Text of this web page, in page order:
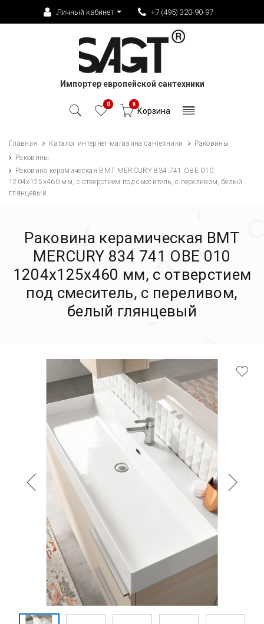
Личный кабинет +7 (495) 320-90-97
Импортер европейской сантехники
0 0
Корзина
Главная Каталог интернет-магазина сантехники
Раковины
Раковины
Раковина керамическая BMT MERCURY 834 741 OBE 010
1204х125х460 мм, с отверстием под смеситель, с переливом, белый
глянцевый
Раковина керамическая BMT
MERCURY 834 741 OBE 010
1204х125х460 мм, с отверстием
под смеситель, с переливом,
белый глянцевый